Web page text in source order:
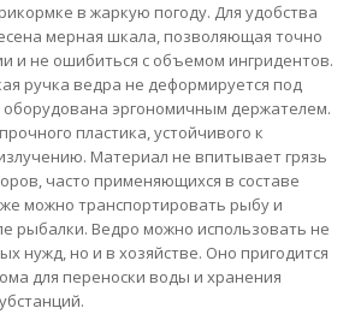
в жаркую погоду. Для удобства
мерная шкала, позволяющая точно
и не ошибиться с объемом ингридентов.
ручка ведра не деформируется под
оборудована эргономичным держателем.
пластика, устойчивого к
Материал не впитывает грязь
часто применяющихся в составе
можно транспортировать рыбу и
рыбалки. Ведро можно использовать не
нужд, но и в хозяйстве. Оно пригодится
для переноски воды и хранения